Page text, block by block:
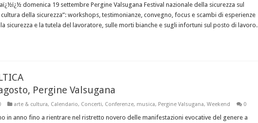
domenica 19 settembre Pergine Valsugana Festival nazionale della sicurezza sul
della sicurezza”: workshops, testimonianze, convegno, focus e scambi di esperienze
sicurezza e la tutela del lavoratore, sulle morti bianche e sugli infortuni sul posto di lavoro.
Pergine Valsugana
arte & cultura, Calendario, Concerti, Conferenze, musica, Pergine Valsugana, Weekend 0
in anno fino a rientrare nel ristretto novero delle manifestazioni evocative del genere a